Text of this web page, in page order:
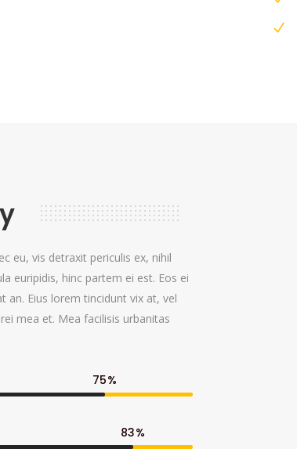
eu, vis detraxit periculis ex, nihil
euripidis, hinc partem ei est. Eos ei
an. Eius lorem tincidunt vix at, vel
mea et. Mea facilisis urbanitas
75
83